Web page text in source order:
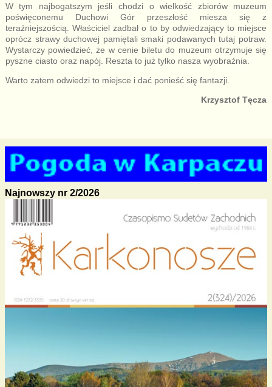
W tym najbogatszym jeśli chodzi o wielkość zbiorów muzeum
poświęconemu Duchowi Gór przeszłość miesza się z
teraźniejszością. Właściciel zadbał o to by odwiedzający to miejsce
oprócz strawy duchowej pamiętali smaki podawanych tutaj potraw.
Wystarczy powiedzieć, że w cenie biletu do muzeum otrzymuje się
pyszne ciasto oraz napój. Reszta to już tylko nasza wyobraźnia.
Warto zatem odwiedzi to miejsce i dać ponieść się fantazji.
Krzysztof Tęcza
Najnowszy nr 2/2026